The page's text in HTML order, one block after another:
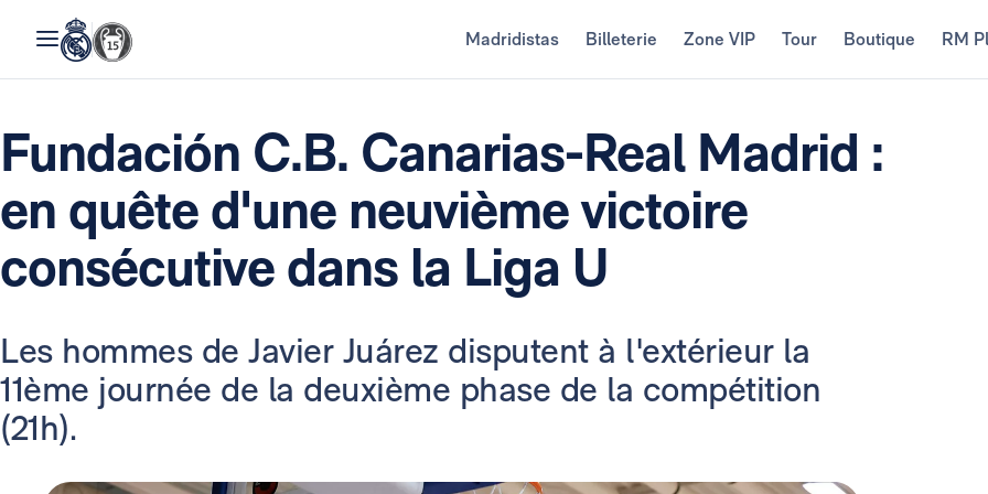
Madridistas Billeterie Zone VIP Tour Boutique RM
Fundación C.B. Canarias-Real Madrid :
en quête d'une neuvième victoire
consécutive dans la Liga U
Les hommes de Javier Juárez disputent à l'extérieur la
11ème journée de la deuxième phase de la compétition
(21h).